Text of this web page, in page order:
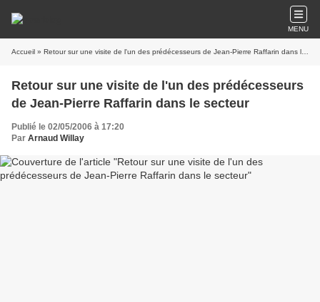
MENU
Accueil » Retour sur une visite de l'un des prédécesseurs de Jean-Pierre Raffarin dans le secteur
Retour sur une visite de l'un des prédécesseurs
de Jean-Pierre Raffarin dans le secteur
Publié le 02/05/2006 à 17:20
Par Arnaud Willay